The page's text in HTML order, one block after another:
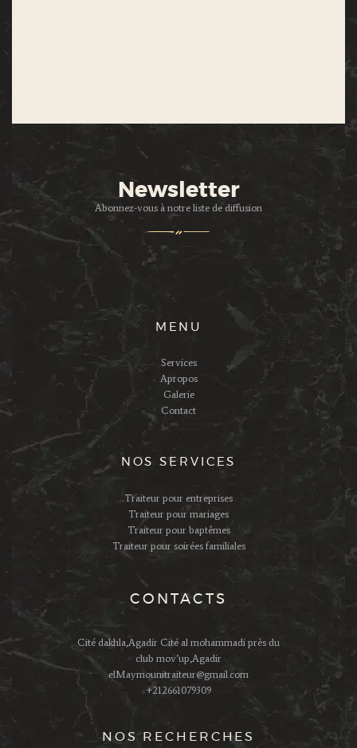
Newsletter
Abonnez-vous à notre liste de diffusion
MENU
Services
Apropos
Galerie
Contact
NOS SERVICES
Traiteur pour entreprises
Traiteur pour mariages
Traiteur pour baptêmes
Traiteur pour soirées familiales
CONTACTS
Cité dakhla,Agadir Cité al mohammadi près du
club mov’up,Agadir
elMaymounitraiteur@gmail.com
+212661079309
NOS RECHERCHES